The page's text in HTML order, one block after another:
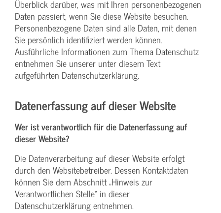
Überblick darüber, was mit Ihren personenbezogenen
Daten passiert, wenn Sie diese Website besuchen.
Personenbezogene Daten sind alle Daten, mit denen
Sie persönlich identifiziert werden können.
Ausführliche Informationen zum Thema Datenschutz
entnehmen Sie unserer unter diesem Text
aufgeführten Datenschutzerklärung.
Datenerfassung auf dieser Website
Wer ist verantwortlich für die Datenerfassung auf
dieser Website?
Die Datenverarbeitung auf dieser Website erfolgt
durch den Websitebetreiber. Dessen Kontaktdaten
können Sie dem Abschnitt „Hinweis zur
Verantwortlichen Stelle“ in dieser
Datenschutzerklärung entnehmen.